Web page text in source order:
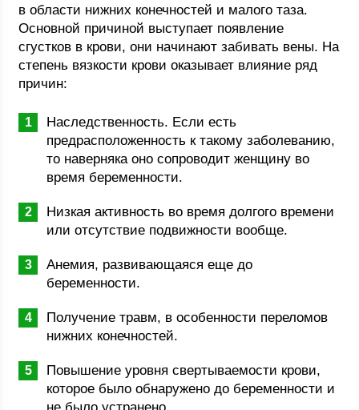
в области нижних конечностей и малого таза.
Основной причиной выступает появление
сгустков в крови, они начинают забивать вены. На
степень вязкости крови оказывает влияние ряд
причин:
Наследственность. Если есть
предрасположенность к такому заболеванию,
то наверняка оно сопроводит женщину во
время беременности.
Низкая активность во время долгого времени
или отсутствие подвижности вообще.
Анемия, развивающаяся еще до
беременности.
Получение травм, в особенности переломов
нижних конечностей.
Повышение уровня свертываемости крови,
которое было обнаружено до беременности и